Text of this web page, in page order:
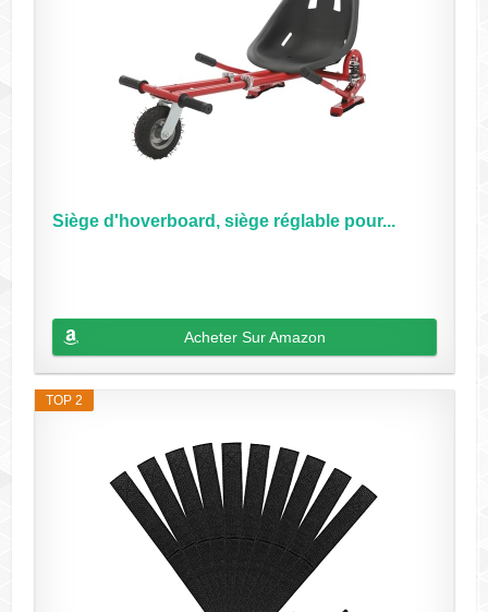
Siège d'hoverboard, siège réglable pour...
Acheter Sur Amazon
TOP 2